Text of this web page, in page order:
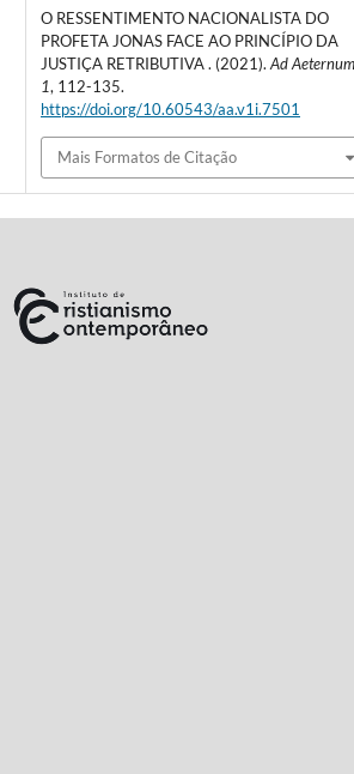
O RESSENTIMENTO NACIONALISTA DO
PROFETA JONAS FACE AO PRINCÍPIO DA
JUSTIÇA RETRIBUTIVA . (2021). Ad Aeternum
1, 112-135.
https://doi.org/10.60543/aa.v1i.7501
Mais Formatos de Citação